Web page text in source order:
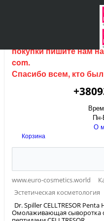
Интернет магазин
покупки пишите нам
com.
Спасибо всем, кто
О
Корзина
www.euro-cosmetics.world
Эстетическая косметология
Dr. Spiller CELLTRESOR
Омолаживающая сыворотка